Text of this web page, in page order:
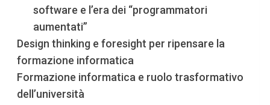
software e l’era dei “programmatori
aumentati”
Design thinking e foresight per ripensare la
formazione informatica
Formazione informatica e ruolo trasformativo
dell’università